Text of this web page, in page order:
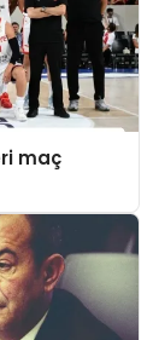
maç